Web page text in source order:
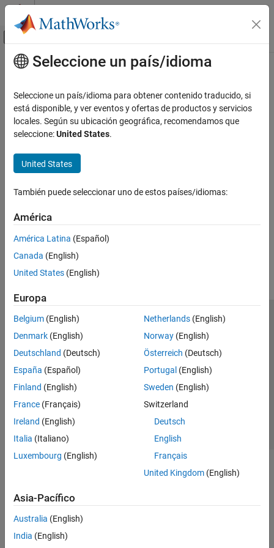
Saltar al contenido
Mostrar/ocultar menú de navegación
Inicio de Documentación
Contenido principal
How useful was this information?
Seleccione un país/idioma
Seleccione un país/idioma para obtener contenido traducido, si
está disponible, y ver eventos y ofertas de productos y servicios
locales. Según su ubicación geográfica, recomendamos que
seleccione:United States.
United States
También puede seleccionar uno de estos países/idiomas:
América
América Latina (Español)
Canada (English)
United States (English)
Europa
Belgium (English)
Denmark (English)
Deutschland (Deutsch)
España (Español)
Finland (English)
France (Français)
Ireland (English)
Italia (Italiano)
Luxembourg (English)
Netherlands(English)
Norway(English)
Österreich (Deutsch)
Portugal (English)
Sweden (English)
Switzerland
Deutsch
English
Français
United Kingdom(English)
Asia-Pacífico
Australia (English)
India (English)
Centro de confianza
Marcas comerciales
Política de privacidad
Antipiratería
Estado de las aplicaciones
Información de contacto
© 1994-2026 The MathWorks, Inc.